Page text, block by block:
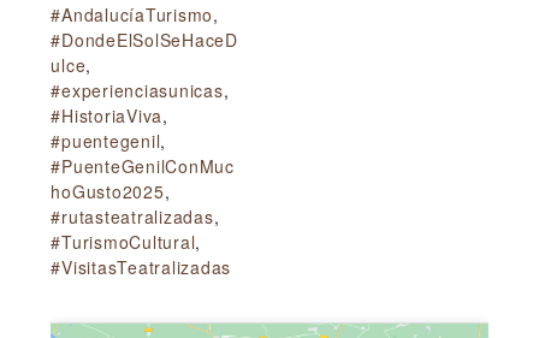
#AndalucíaTurismo,
#DondeElSolSeHaceD
ulce,
#experienciasunicas,
#HistoriaViva,
#puentegenil,
#PuenteGenilConMuc
hoGusto2025,
#rutasteatralizadas,
#TurismoCultural,
#VisitasTeatralizadas